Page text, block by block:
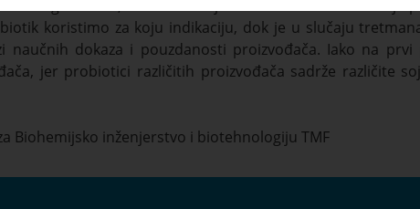
sistema, za ublažavanje ekcema itd. a nedavno
koristimo za koju indikaciju, dok je u slučaju
naučnih dokaza i pouzdanosti proizvođača. Iako na
jer probiotici različitih proizvođača sadrže različite
Biohemijsko inženjerstvo i biotehnologiju TMF